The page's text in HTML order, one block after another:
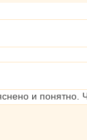
и понятно.